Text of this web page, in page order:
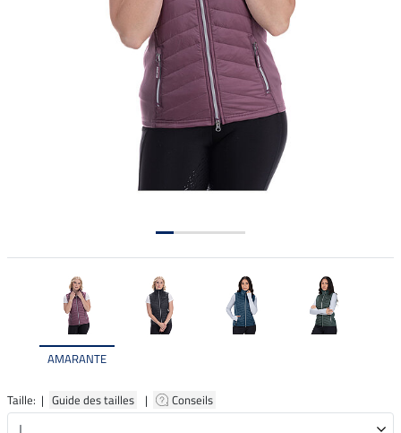
AMARANTE
Taille: | Guide des tailles | Conseils